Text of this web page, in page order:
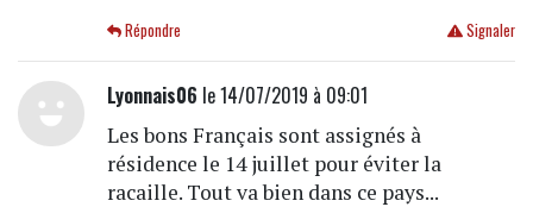
Signaler
Répondre
Lyonnais06 le 14/07/2019 à 09:01
Les bons Français sont assignés à
résidence le 14 juillet pour éviter la
racaille. Tout va bien dans ce pays...